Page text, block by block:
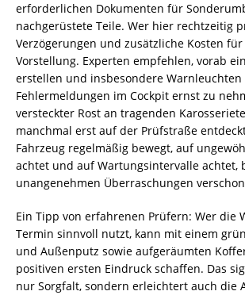
erforderlichen Dokumenten für
nachgerüstete Teile. Wer hier rechtzeitig
Verzögerungen und zusätzliche Kosten
Vorstellung. Experten empfehlen, vorab
erstellen und insbesondere Warnleuchten
Fehlermeldungen im Cockpit ernst zu
versteckter Rost an tragenden
manchmal erst auf der Prüfstraße
Fahrzeug regelmäßig bewegt, auf
achtet und auf Wartungsintervalle achtet,
unangenehmen Überraschungen
Ein Tipp von erfahrenen Prüfern: Wer die
Termin sinnvoll nutzt, kann mit einem
und Außenputz sowie aufgeräumten
positiven ersten Eindruck schaffen. Das
nur Sorgfalt, sondern erleichtert auch die